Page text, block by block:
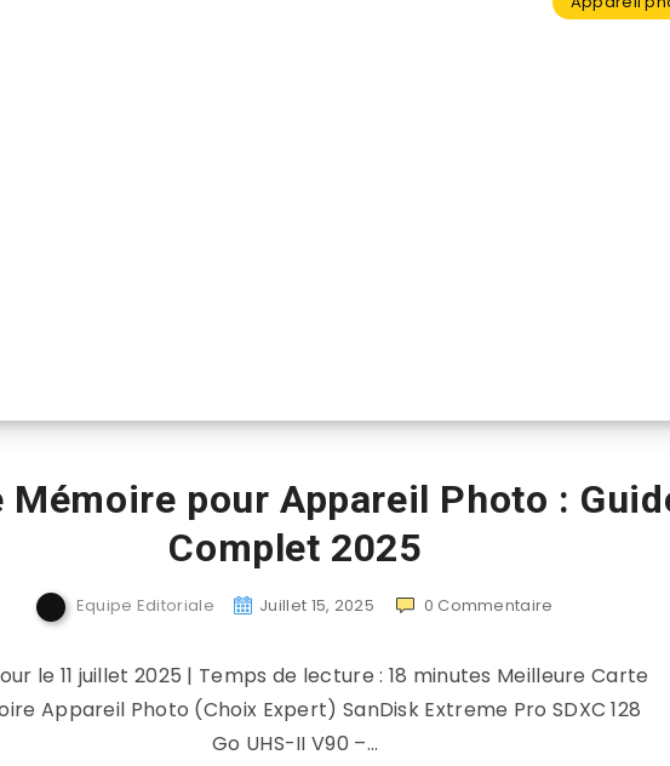
Mémoire pour Appareil Photo :
Complet 2025
Equipe Editoriale Juillet 15, 2025 0 Commentaire
le 11 juillet 2025 | Temps de lecture : 18 minutes Meilleure Carte
Appareil Photo (Choix Expert) SanDisk Extreme Pro SDXC 128
Go UHS-II V90 –…